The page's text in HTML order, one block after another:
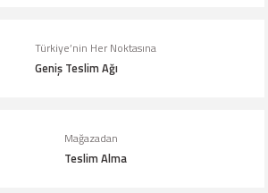
Türkiye’nin Her Noktasına
Geniş Teslim Ağı
Mağazadan
Teslim Alma